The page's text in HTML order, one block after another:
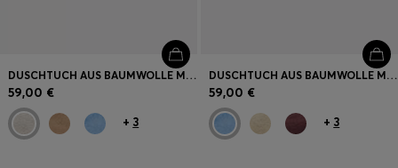
DUSCHTUCH AUS BAUMWOLLE MIT TONALER LOGO-STICKEREI
59,00 €
+ 3
DUSCHTUCH AUS BAUMWOLLE MIT TONALER LOGO-STICKEREI
59,00 €
+ 3